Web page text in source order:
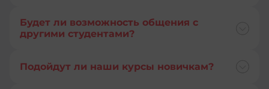
+682
+244
Будет ли возможность общения с
другими студентами?
Подойдут ли наши курсы новичкам?